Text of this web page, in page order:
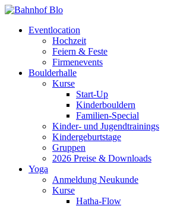
Eventlocation
Hochzeit
Feiern & Feste
Firmenevents
Boulderhalle
Kurse
Start-Up
Kinderbouldern
Familien-Special
Kinder- und Jugendtrainings
Kindergeburtstage
Gruppen
2026 Preise & Downloads
Yoga
Anmeldung Neukunde
Kurse
Hatha-Flow